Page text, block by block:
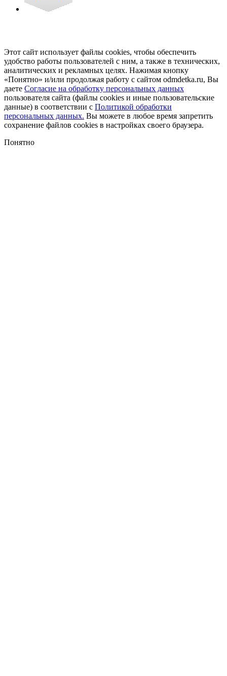
Этот сайт использует файлы cookies, чтобы обеспечить
удобство работы пользователей с ним, а также в технических,
аналитических и рекламных целях. Нажимая кнопку
«Понятно» и/или продолжая работу с сайтом odmdetka.ru, Вы
даете Согласие на обработку персональных данных
пользователя сайта (файлы cookies и иные пользовательские
данные) в соответствии с Политикой обработки
персональных данных. Вы можете в любое время запретить
сохранение файлов cookies в настройках своего браузера.
Понятно